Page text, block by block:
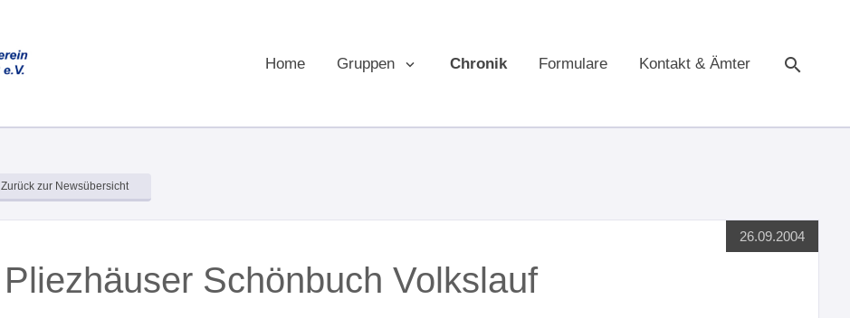
Home Gruppen Chronik Formulare
Kontakt & Ämter
Zurück zur Newsübersicht
26.09.2004
Pliezhäuser Schönbuch Volkslauf